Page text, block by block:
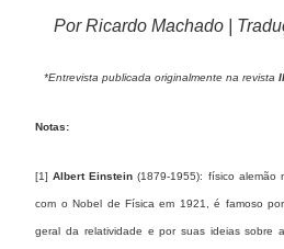
Por Ricardo Machado |
*Entrevista publicada originalmente na revista
Notas:
[1]Albert Einstein (1879-1955): físico alemão
com o Nobel de Física em 1921, é famoso
geral da relatividade e por suas ideias sobre